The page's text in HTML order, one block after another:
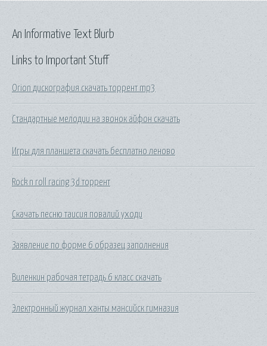
Links to Important Stuff
Orion дискография скачать торрент mp3
Стандартные мелодии на звонок айфон скачать
Игры для планшета скачать бесплатно леново
Rock n roll racing 3d торрент
Скачать песню таисия повалий уходи
Заявление по форме 6 образец заполнения
Виленкин рабочая тетрадь 6 класс скачать
Электронный журнал ханты мансийск гимназия
An Informative Text Blurb